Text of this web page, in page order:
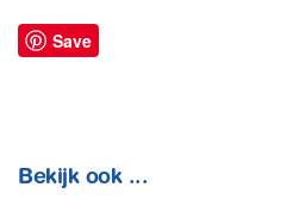
Save
Bekijk ook ...